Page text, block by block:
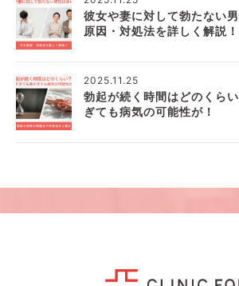
彼女や妻に対して勃たない
原因・対処法を詳しく解説！
2025.11.25
勃起が続く時間はどのくら
ぎても病気の可能性が！